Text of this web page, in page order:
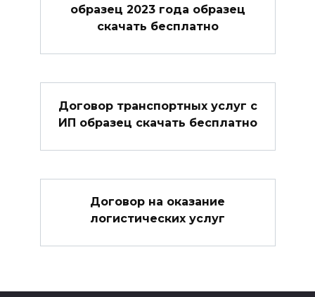
образец 2023 года образец
скачать бесплатно
Договор транспортных услуг с
ИП образец скачать бесплатно
Договор на оказание
логистических услуг